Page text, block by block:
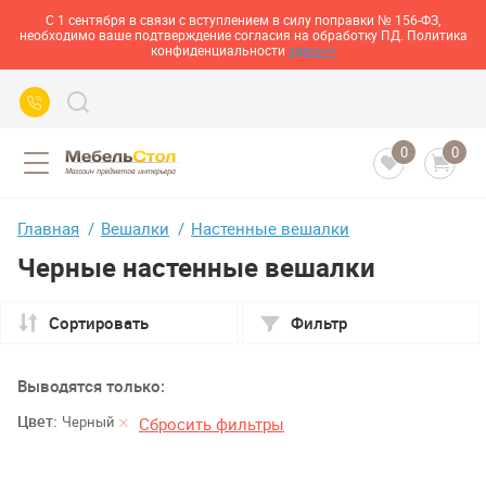
С 1 сентября в связи с вступлением в силу поправки № 156-ФЗ,
необходимо ваше подтверждение согласия на обработку ПД. Политика
конфиденциальности здесь>>
0 0
Главная Вешалки Настенные вешалки
Черные настенные вешалки
Сортировать Фильтр
Выводятся только:
Цвет: Черный Сбросить фильтры